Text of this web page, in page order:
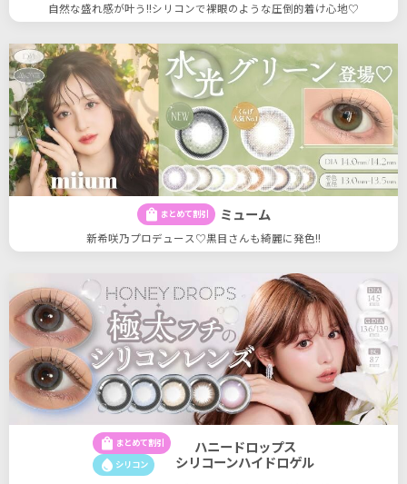
自然な盛れ感が叶う!!シリコンで裸眼のような圧倒的着け心地♡
shopping_bag まとめて割引 ミューム
新希咲乃プロデュース♡黒目さんも綺麗に発色!!
shopping_bag まとめて割引
water_drop シリコン
ハニードロップス
シリコーンハイドロゲル